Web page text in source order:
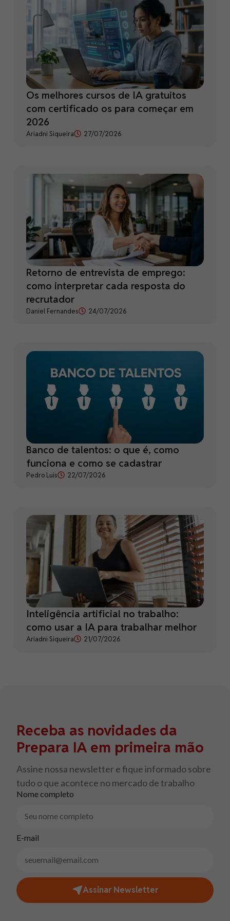
Os melhores cursos de IA gratuitos
com certificado os para começar em
2026
Ariadni Siqueira 27/07/2026
Retorno de entrevista de emprego:
como interpretar cada resposta do
recrutador
Daniel Fernandes 24/07/2026
Banco de talentos: o que é, como
funciona e como se cadastrar
Pedro Luis 22/07/2026
Inteligência artificial no trabalho:
como usar a IA para trabalhar melhor
Ariadni Siqueira 21/07/2026
Receba as novidades da
Prepara IA em primeira mão
Assine nossa newsletter e fique informado sobre
tudo o que acontece no mercado de trabalho
Nome completo
E-mail
Assinar Newsletter